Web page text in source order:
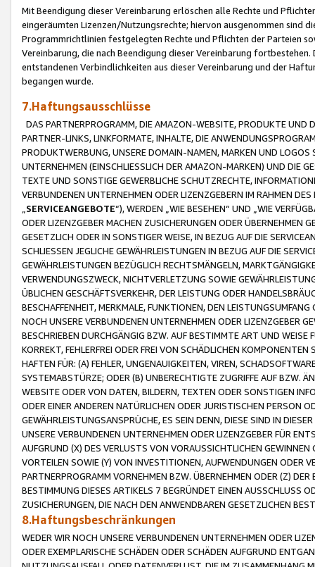
Mit Beendigung dieser Vereinbarung erlöschen alle Rechte und
eingeräumten Lizenzen/Nutzungsrechte; hiervon ausgenommen sind
Programmrichtlinien festgelegten Rechte und Pflichten der Parteien
Vereinbarung, die nach Beendigung dieser Vereinbarung
entstandenen Verbindlichkeiten aus dieser Vereinbarung und der
begangen wurde.
7.Haftungsausschlüsse
DAS PARTNERPROGRAMM, DIE AMAZON-WEBSITE, PRODUKTE UND
PARTNER-LINKS, LINKFORMATE, INHALTE, DIE
PRODUKTWERBUNG, UNSERE DOMAIN-NAMEN, MARKEN UND
UNTERNEHMEN (EINSCHLIESSLICH DER AMAZON-MARKEN) UND DIE
TEXTE UND SONSTIGE GEWERBLICHE SCHUTZRECHTE,
VERBUNDENEN UNTERNEHMEN ODER LIZENZGEBERN IM RAHMEN
SERVICEANGEBOTE“), WERDEN „WIE BESEHEN“ UND „WIE
ODER LIZENZGEBER MACHEN ZUSICHERUNGEN ODER ÜBERNEHMEN
GESETZLICH ODER IN SONSTIGER WEISE, IN BEZUG AUF DIE
SCHLIESSEN JEGLICHE GEWÄHRLEISTUNGEN IN BEZUG AUF DIE
GEWÄHRLEISTUNGEN BEZÜGLICH RECHTSMÄNGELN,
VERWENDUNGSZWECK, NICHTVERLETZUNG SOWIE
ÜBLICHEN GESCHÄFTSVERKEHR, DER LEISTUNG ODER
BESCHAFFENHEIT, MERKMALE, FUNKTIONEN, DEN
NOCH UNSERE VERBUNDENEN UNTERNEHMEN ODER LIZENZGEBER
BESCHRIEBEN DURCHGÄNGIG BZW. AUF BESTIMMTE ART UND
KORREKT, FEHLERFREI ODER FREI VON SCHÄDLICHEN
HAFTEN FÜR: (A) FEHLER, UNGENAUIGKEITEN, VIREN,
SYSTEMABSTÜRZE; ODER (B) UNBERECHTIGTE ZUGRIFFE AUF BZW.
WEBSITE ODER VON DATEN, BILDERN, TEXTEN ODER SONSTIGEN
ODER EINER ANDEREN NATÜRLICHEN ODER JURISTISCHEN PERSON
GEWÄHRLEISTUNGSANSPRÜCHE, ES SEIN DENN, DIESE SIND IN
UNSERE VERBUNDENEN UNTERNEHMEN ODER LIZENZGEBER FÜR
AUFGRUND (X) DES VERLUSTS VON VORAUSSICHTLICHEN
VORTEILEN SOWIE (Y) VON INVESTITIONEN, AUFWENDUNGEN ODER
PARTNERPROGRAMM VORNEHMEN BZW. ÜBERNEHMEN ODER (Z)
BESTIMMUNG DIESES ARTIKELS 7 BEGRÜNDET EINEN AUSSCHLUSS
ZUSICHERUNGEN, DIE NACH DEN ANWENDBAREN GESETZLICHEN
8.Haftungsbeschränkungen
WEDER WIR NOCH UNSERE VERBUNDENEN UNTERNEHMEN ODER
ODER EXEMPLARISCHE SCHÄDEN ODER SCHÄDEN AUFGRUND